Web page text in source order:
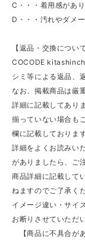
C・・・着用感があ
D・・・汚れやダメ
【返品・交換について
COCODE
シミ等による返品、
なお、掲載商品は厳
詳細に記載してあり
揃っていない場合も
欄に記載しております
詳細をよくお読みい
がありましたら、ご
商品詳細に記載して
ねますのでご了承く
イメージ違い・サイ
お断りさせていただ
【商品に不具合が